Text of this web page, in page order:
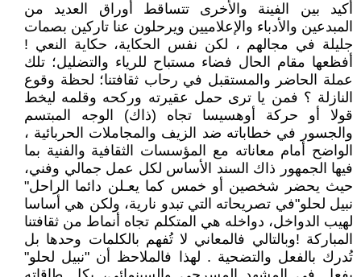
أكيد بين الفينة والأخرى تتساقط أوراق العديد من
المبدعين والأدباء والإعلاميين ويرحلون عنا تاركين بصمات
جليلة في مجالهم ، لكن نفس الحكاية، حكاية النعي !
أفظعھا مقام الحال فضاء مستباح للرياء والتضليل؛ تلك
عملة الحاضر والمستقبل في رحاب ثقافتنا؛ لحظة وقوع
النازلة ؟ فمن يا ترى حمل عقيرته وركحه وقلمه ليخط
قولا أو حركة أوھسيسا تجاه (ذاك) الوجه المبتسم
والجسور في خطاباته ضد الزيف والمجاملات الحربائية ،
الواضح أمام معاناته مع المؤسسات الثقافية والفنية بما
فيها الجمهور ذاك السند الأساس لكل عمل جمالي وفني،
حيث يحضر شخصين أو خمس كما يعـلن دائما الراحل"
نبيل لحلو"في تصريحاته التي تبدو نارية، ولكن هي أساسا
لهيب الدواخل، دواخله هي المتكلم تجاه أنماط من ثقافتنا
المباركة !وبالتالي فالمعاني لا تُفهم بالكلمات وحدها بل
تُدرك بالفعل والتضحية . لهذا فالملاحظ أن "نبيل لحلو"